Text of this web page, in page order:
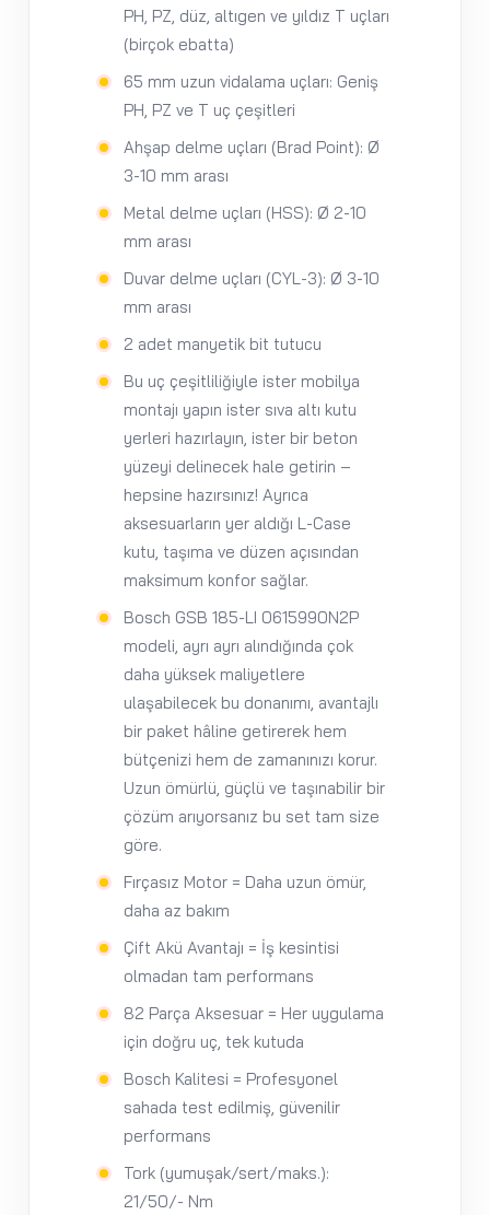
PH, PZ, düz, altıgen ve yıldız T uçları
(birçok ebatta)
65 mm uzun vidalama uçları: Geniş
PH, PZ ve T uç çeşitleri
Ahşap delme uçları (Brad Point): Ø
3-10 mm arası
Metal delme uçları (HSS): Ø 2-10
mm arası
Duvar delme uçları (CYL-3): Ø 3-10
mm arası
2 adet manyetik bit tutucu
Bu uç çeşitliliğiyle ister mobilya
montajı yapın ister sıva altı kutu
yerleri hazırlayın, ister bir beton
yüzeyi delinecek hale getirin –
hepsine hazırsınız! Ayrıca
aksesuarların yer aldığı L-Case
kutu, taşıma ve düzen açısından
maksimum konfor sağlar.
Bosch GSB 185-LI 0615990N2P
modeli, ayrı ayrı alındığında çok
daha yüksek maliyetlere
ulaşabilecek bu donanımı, avantajlı
bir paket hâline getirerek hem
bütçenizi hem de zamanınızı korur.
Uzun ömürlü, güçlü ve taşınabilir bir
çözüm arıyorsanız bu set tam size
göre.
Fırçasız Motor = Daha uzun ömür,
daha az bakım
Çift Akü Avantajı = İş kesintisi
olmadan tam performans
82 Parça Aksesuar = Her uygulama
için doğru uç, tek kutuda
Bosch Kalitesi = Profesyonel
sahada test edilmiş, güvenilir
performans
Tork (yumuşak/sert/maks.):
21/50/- Nm